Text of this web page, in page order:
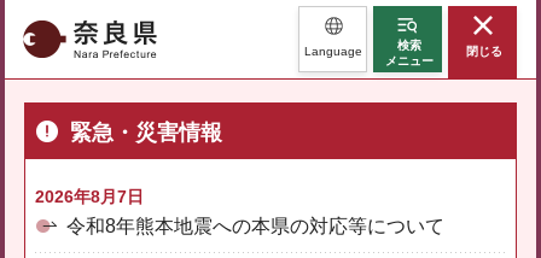
奈良県 Language
検索
メニュー
閉じる
緊急・災害情報
2026年8月7日
令和8年熊本地震への本県の対応等について